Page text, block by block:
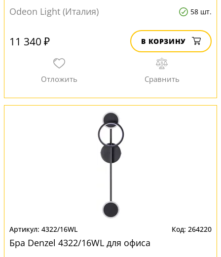
Odeon Light (Италия) 58 шт.
11 340 ₽ В КОРЗИНУ
4322/16WL 264220
Бра Denzel 4322/16WL для офиса